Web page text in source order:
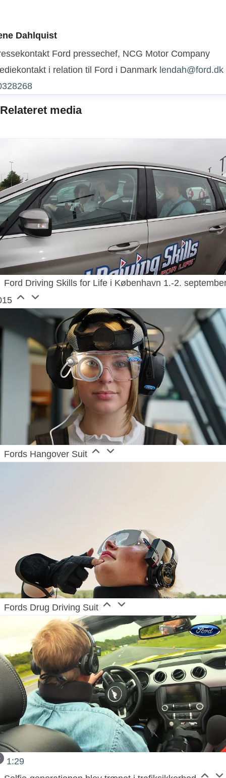
Dahlquist
Ford pressechef, NCG Motor Company
i relation til Ford i Danmark lendah@ford.dk
Relateret media
Ford Driving Skills for Life i København 1.-2.
Fords Hangover Suit
Fords Drug Driving Suit
1:29